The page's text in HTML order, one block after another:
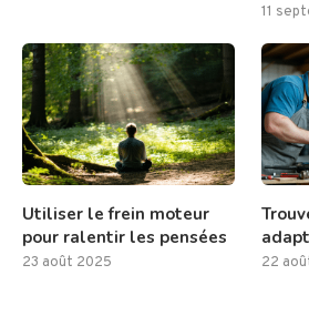
11
Utiliser le frein moteur
pour ralentir les pensées
23 août 2025 22